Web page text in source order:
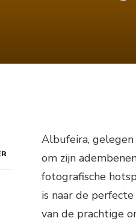
Albufeira,
om zijn
fotografische
is naar de
van de prachtige